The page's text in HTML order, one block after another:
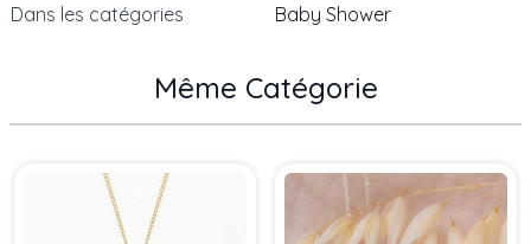
Dans les catégories Baby Shower
Même Catégorie